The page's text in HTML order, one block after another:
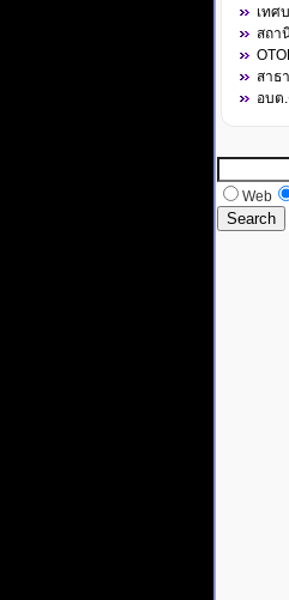
เทศ
สถา
สาธ
อบต
Web